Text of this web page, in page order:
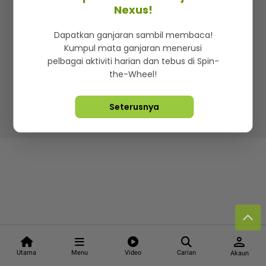
Utama Menu Video Carian
person
Akaun
Iklan di SMG360
Terma & Syarat Dasar Privasi
Lebih hot, viral dan sensasi
Hakcipta Terpelihara ©2026. Star Media Group Berhad
Nexus!
Dapatkan ganjaran sambil membaca!
Kumpul mata ganjaran menerusi
pelbagai aktiviti harian dan tebus di Spin-
the-Wheel!
Seterusnya